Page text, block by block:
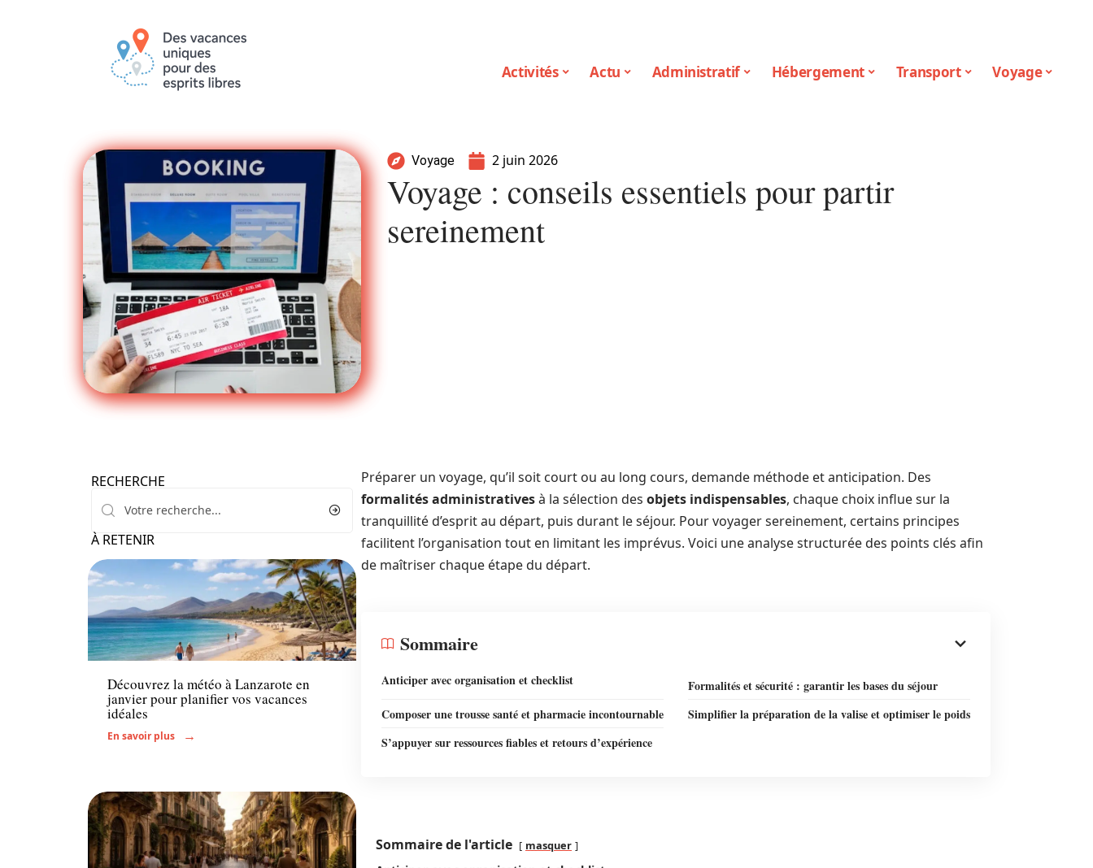
Activités Actu Administratif Hébergement Transport Voyage
Voyage 2 juin 2026
Voyage : conseils essentiels pour partir
sereinement
RECHERCHE
À RETENIR
Voyage
Découvrez la météo à Lanzarote en
janvier pour planifier vos vacances
idéales
En savoir plus
Préparer un voyage, qu’il soit court ou au long cours, demande méthode et anticipation. Des
formalités administrativesà la sélection des objets indispensables, chaque choix influe sur la
tranquillité d’esprit au départ, puis durant le séjour. Pour voyager sereinement, certains principes
facilitent l’organisation tout en limitant les imprévus. Voici une analyse structurée des points clés afin
de maîtriser chaque étape du départ.
Sommaire
Anticiper avec organisation et checklist
Formalités et sécurité : garantir les bases du séjour
Composer une trousse santé et pharmacie incontournable
Simplifier la préparation de la valise et optimiser le poids
S’appuyer sur ressources fiables et retours d’expérience
Sommaire de l'article masquer